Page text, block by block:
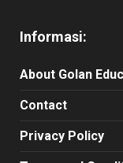
Informasi:
About Golan
Contact
Privacy Policy